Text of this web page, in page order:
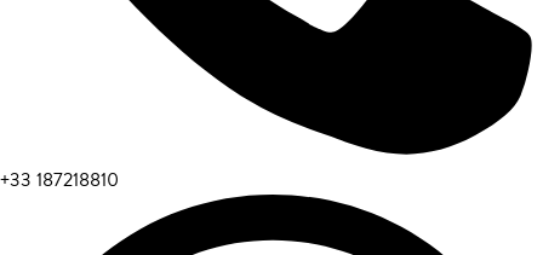
+33 187218810